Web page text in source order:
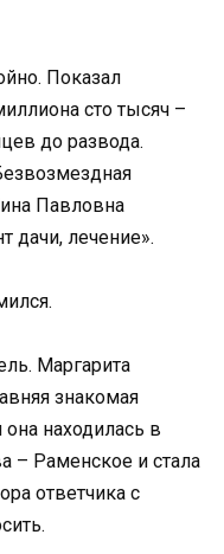
Показал
сто тысяч –
до развода.
Павловна
дачи, лечение».
Маргарита
знакомая
находилась в
– Раменское и стала
ответчика с